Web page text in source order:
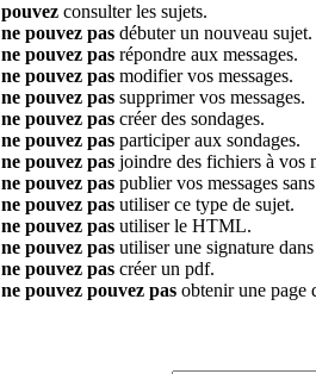
pouvez consulter les sujets.
ne pouvez pas débuter un nouveau sujet.
ne pouvez pas répondre aux messages.
ne pouvez pas modifier vos messages.
ne pouvez pas supprimer vos messages.
ne pouvez pas créer des sondages.
ne pouvez pas participer aux sondages.
ne pouvez pas joindre des fichiers à vos
ne pouvez pas publier vos messages
ne pouvez pas utiliser ce type de sujet.
ne pouvez pas utiliser le HTML.
ne pouvez pas utiliser une signature
ne pouvez pas créer un pdf.
ne pouvez pouvez pas obtenir une page